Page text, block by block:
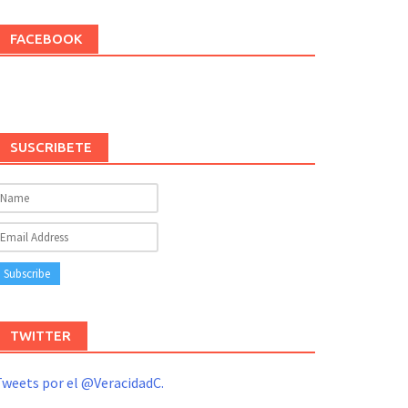
FACEBOOK
SUSCRIBETE
TWITTER
por el @VeracidadC.